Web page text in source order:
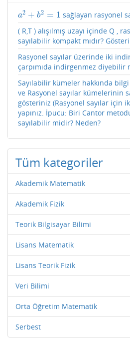
a2 + b2 = 1
a2 +b 2=1
sağlayan rasyonel
( R,T ) alışılmış uzayı içinde Q ,
sayılabilir kompakt mıdır?
Rasyonel sayılar üzerinde iki
çarpımıda indirgenmez diyebilir
Sayılabilir kümeler hakkında
ve Rasyonel sayılar kümelerinin
gösteriniz (Rasyonel sayılar için
yapınız. İpucu: Biri Cantor
sayılabilir midir? Neden?
Tüm kategoriler
Akademik Matematik
Akademik Fizik
Teorik Bilgisayar Bilimi
Lisans Matematik
Lisans Teorik Fizik
Veri Bilimi
Orta Öğretim Matematik
Serbest